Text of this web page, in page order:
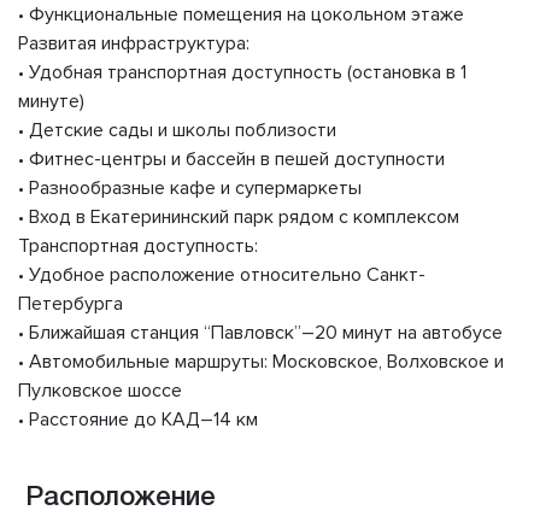
• Функциональные помещения на цокольном этаже
Развитая инфраструктура:
• Удобная транспортная доступность (остановка в 1
минуте)
• Детские сады и школы поблизости
• Фитнес-центры и бассейн в пешей доступности
• Разнообразные кафе и супермаркеты
• Вход в Екатерининский парк рядом с комплексом
Транспортная доступность:
• Удобное расположение относительно Санкт-
Петербурга
• Ближайшая станция “Павловск”–20 минут на автобусе
• Автомобильные маршруты: Московское, Волховское и
Пулковское шоссе
• Расстояние до КАД–14 км
Расположение